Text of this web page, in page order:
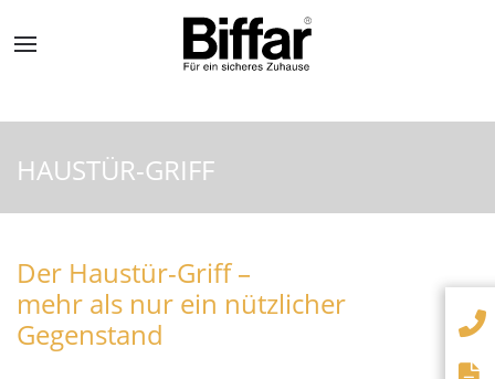
HAUSTÜR-GRIFF
Der Haustür-Griff –
mehr als nur ein nützlicher
Gegenstand